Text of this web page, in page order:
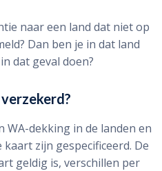
naar een land dat niet op
Dan ben je in dat land
dat geval doen?
WA-dekking in de landen en
zijn gespecificeerd. De
geldig is, verschillen per